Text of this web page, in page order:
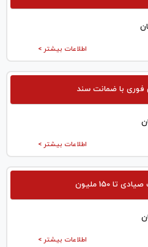
اطلاعات بیشتر >
فوری با ضمانت سند
اطلاعات بیشتر >
تا 150 ملیون
اطلاعات بیشتر >